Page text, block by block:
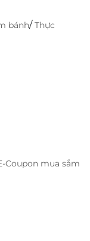
bánh/Thực
Coupon mua sắm